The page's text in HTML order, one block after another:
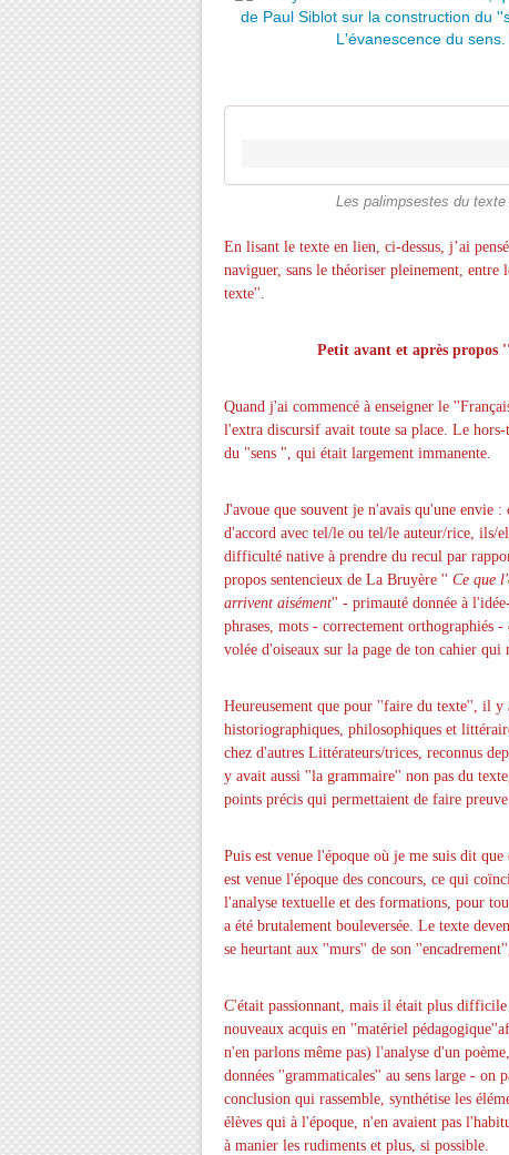
Les palimpsestes du
En lisant le texte en lien, ci-dessus, j’ai
naviguer, sans le théoriser pleinement,
texte''.
Petit avant et après
Quand j'ai commencé à enseigner le
l'extra discursif avait toute sa place. Le
du "sens ", qui était largement immanente.
J'avoue que souvent je n'avais qu'une envie
d'accord avec tel/le ou tel/le auteur/rice, ils/
difficulté native à prendre du recul par
propos sentencieux de La Bruyère '' Ce que
arrivent aisément'' - primauté donnée à
phrases, mots - correctement orthographiés
volée d'oiseaux sur la page de ton cahier qui
Heureusement que pour ''faire du texte'', il y
historiographiques, philosophiques et
chez d'autres Littérateurs/trices, reconnus
y avait aussi ''la grammaire'' non pas du
points précis qui permettaient de faire
Puis est venue l'époque où je me suis dit
est venue l'époque des concours, ce qui
l'analyse textuelle et des formations, pour
a été brutalement bouleversée. Le texte
se heurtant aux ''murs'' de son
C'était passionnant, mais il était plus difficile
nouveaux acquis en ''matériel
n'en parlons même pas) l'analyse d'un
données ''grammaticales'' au sens large -
conclusion qui rassemble, synthétise les
élèves qui à l'époque, n'en avaient pas
à manier les rudiments et plus, si possible.